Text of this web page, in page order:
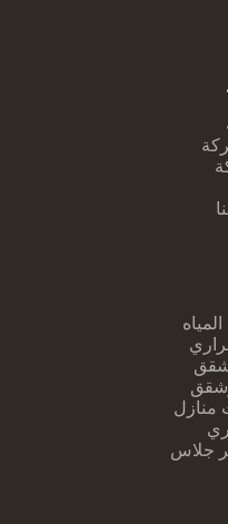
لمياه
منازل
جلاس